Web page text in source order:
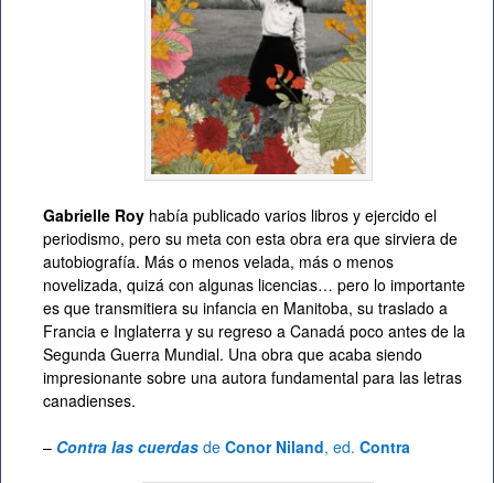
Gabrielle Roy había publicado varios libros y ejercido el
periodismo, pero su meta con esta obra era que sirviera de
autobiografía. Más o menos velada, más o menos
novelizada, quizá con algunas licencias… pero lo importante
es que transmitiera su infancia en Manitoba, su traslado a
Francia e Inglaterra y su regreso a Canadá poco antes de la
Segunda Guerra Mundial. Una obra que acaba siendo
impresionante sobre una autora fundamental para las letras
canadienses.
– Contra las cuerdas de Conor Niland, ed. Contra